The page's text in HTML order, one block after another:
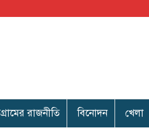
রাজনীতি বিনোদন খেলা